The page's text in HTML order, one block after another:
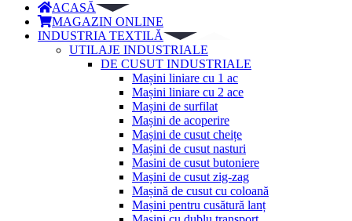
ACASĂ
MAGAZIN ONLINE
INDUSTRIA TEXTILĂ
UTILAJE INDUSTRIALE
DE CUSUT INDUSTRIALE
Mașini liniare cu 1 ac
Mașini liniare cu 2 ace
Mașini de surfilat
Mașini de acoperire
Mașini de cusut cheițe
Mașini de cusut nasturi
Masini de cusut butoniere
Mașini de cusut zig-zag
Mașină de cusut cu coloană
Mașini pentru cusătură lanț